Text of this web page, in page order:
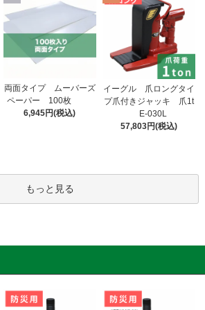
両面タイプ ムーバーズ
ペーパー 100枚
6,945円(税込)
イーグル 爪ロングタイ
プ爪付きジャッキ 爪1t
E-030L
57,803円(税込)
もっと見る